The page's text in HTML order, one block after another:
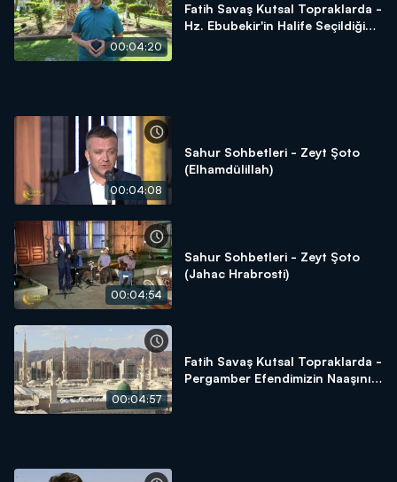
00:04:20
Fatih Savaş Kutsal Topraklarda -
Hz. Ebubekir'in Halife Seçildiği
00:04:08
Sahur Sohbetleri - Zeyt Şoto
(Elhamdülillah)
00:04:54
Sahur Sohbetleri - Zeyt Şoto
(Jahac Hrabrosti)
00:04:57
Fatih Savaş Kutsal Topraklarda -
Pergamber Efendimizin Naaşını